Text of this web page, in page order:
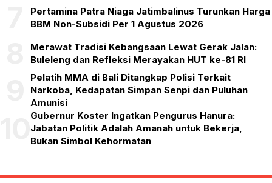
Pertamina Patra Niaga Jatimbalinus Turunkan Harga
BBM Non-Subsidi Per 1 Agustus 2026
Merawat Tradisi Kebangsaan Lewat Gerak Jalan:
Buleleng dan Refleksi Merayakan HUT ke-81 RI
Pelatih MMA di Bali Ditangkap Polisi Terkait
Narkoba, Kedapatan Simpan Senpi dan Puluhan
Amunisi
Gubernur Koster Ingatkan Pengurus Hanura:
Jabatan Politik Adalah Amanah untuk Bekerja,
Bukan Simbol Kehormatan